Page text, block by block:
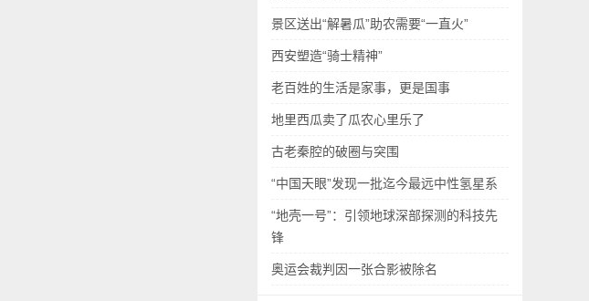
景区送出“解暑瓜”助农需要“一直火”
西安塑造“骑士精神”
老百姓的生活是家事，更是国事
地里西瓜卖了瓜农心里乐了
古老秦腔的破圈与突围
“中国天眼”发现一批迄今最远中性氢星系
“地壳一号”：引领地球深部探测的科技先
锋
奥运会裁判因一张合影被除名